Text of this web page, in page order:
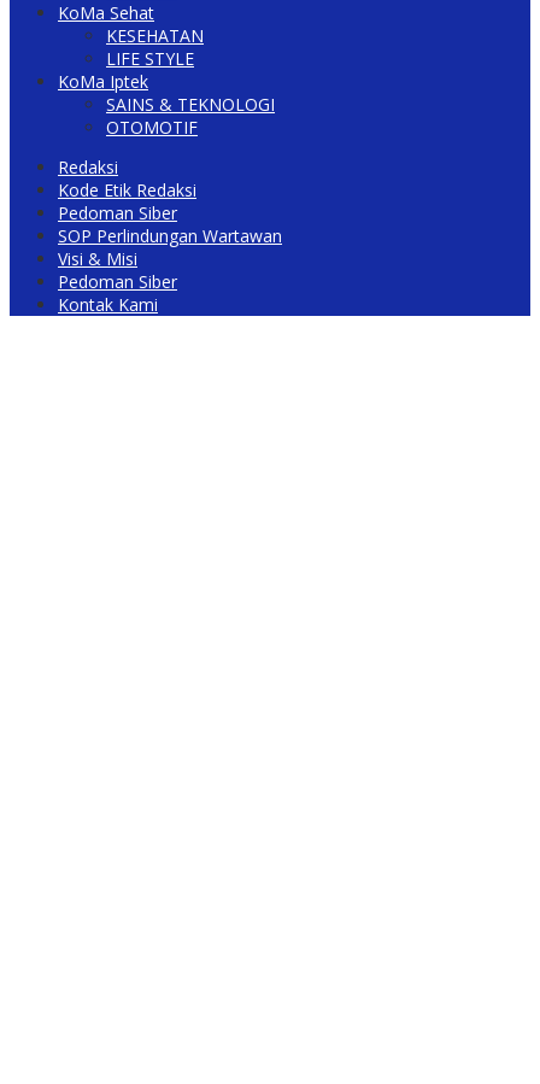
KoMa Sehat
KESEHATAN
LIFE STYLE
KoMa Iptek
SAINS & TEKNOLOGI
OTOMOTIF
Redaksi
Kode Etik Redaksi
Pedoman Siber
SOP Perlindungan Wartawan
Visi & Misi
Pedoman Siber
Kontak Kami